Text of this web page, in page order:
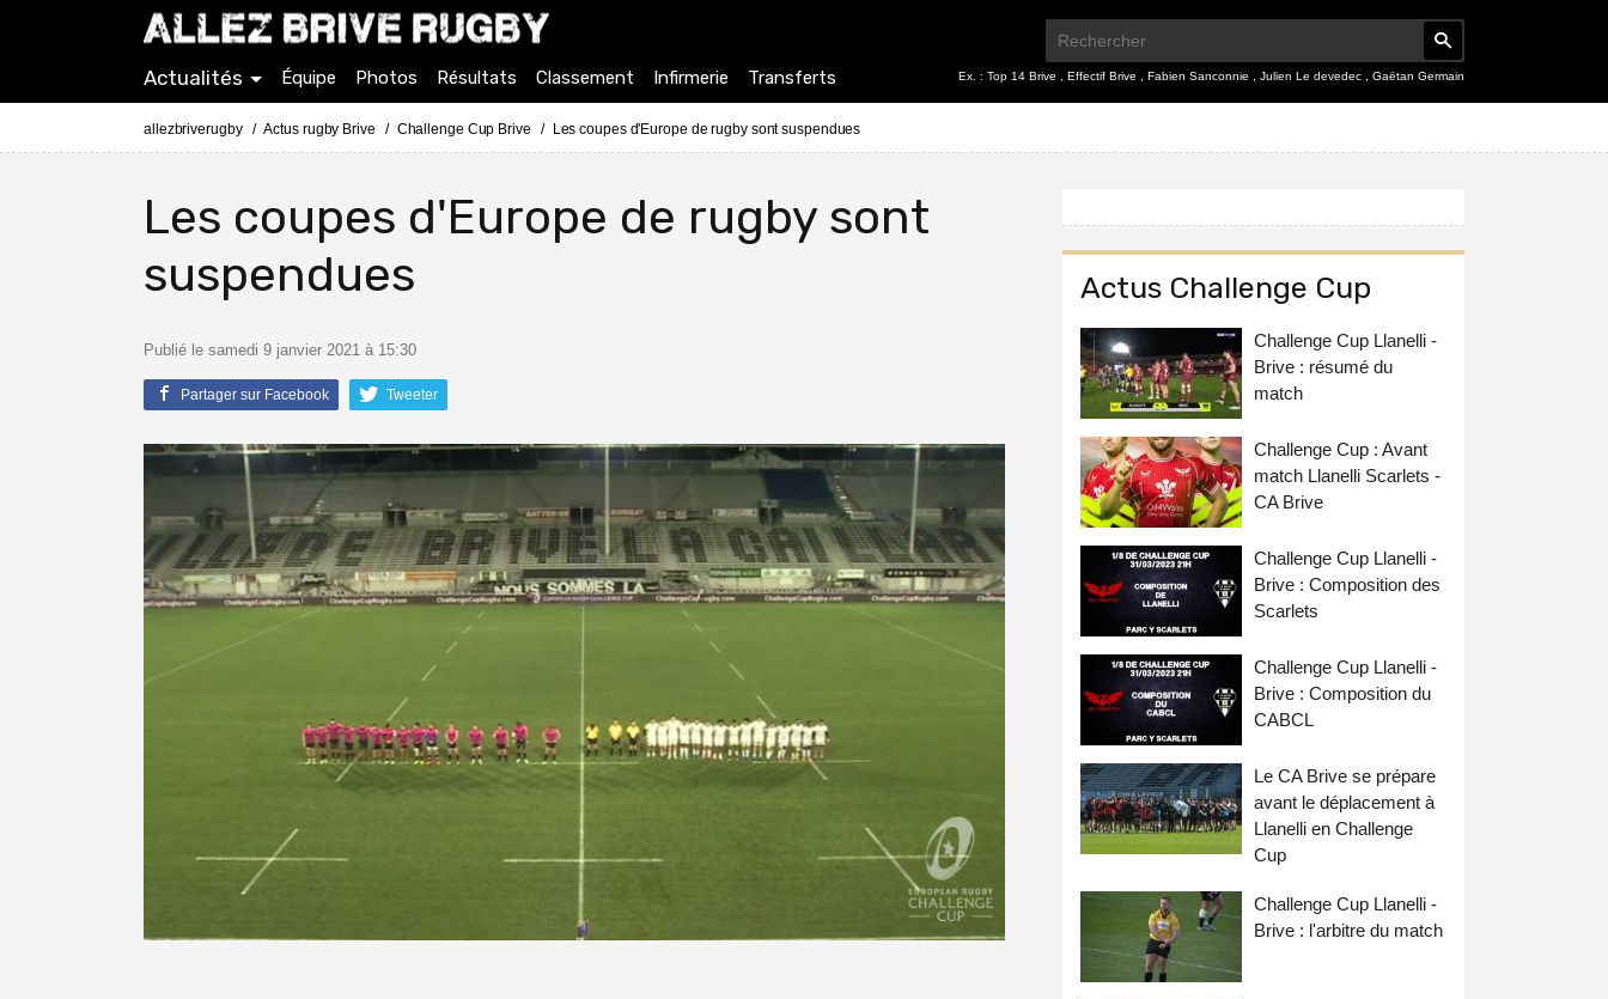
Ex. : Top 14 Brive Effectif Brive Fabien Sanconnie Julien Le devedec Gaëtan Germain
Actualités Équipe Photos Résultats Classement Infirmerie Transferts
allezbriverugby Actus rugby Brive Challenge Cup Brive Les coupes d'Europe de rugby sont suspendues
Les coupes d'Europe de rugby sont
suspendues
Publié le samedi 9 janvier 2021 à 15:30
Partager sur Facebook Tweeter
Actus Challenge Cup
Challenge Cup Llanelli -
Brive : résumé du
match
Challenge Cup : Avant
match Llanelli Scarlets -
CA Brive
Challenge Cup Llanelli -
Brive : Composition des
Scarlets
Challenge Cup Llanelli -
Brive : Composition du
CABCL
Le CA Brive se prépare
avant le déplacement à
Llanelli en Challenge
Cup
Challenge Cup Llanelli -
Brive : l'arbitre du match